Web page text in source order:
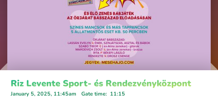
Riz Levente Sport- és Rendezvényközpont
January 5, 2025, 11:45am Gate time: 11:15